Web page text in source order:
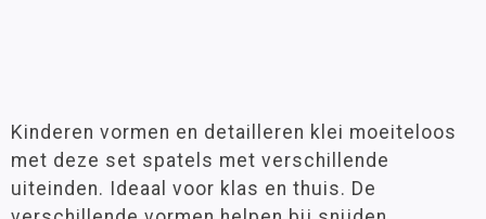
Kinderen vormen en detailleren klei moeiteloos
met deze set spatels met verschillende
uiteinden. Ideaal voor klas en thuis. De